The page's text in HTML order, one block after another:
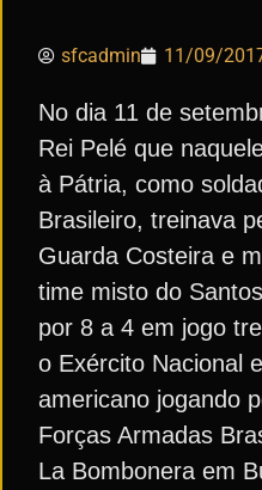
sfcadmin 11/09/
No dia 11 de
Rei Pelé que
à Pátria, como
Brasileiro, treinava
Guarda Costeira e
time misto do
por 8 a 4 em jogo
o Exército Nacional
americano jogando
Forças Armadas
La Bombonera em